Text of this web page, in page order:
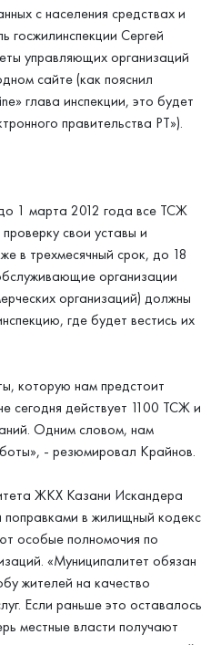
с населения средствах и
госжилинспекции Сергей
управляющих организаций
сайте (как пояснил
глава инспекции, это будет
правительства РТ»).
1 марта 2012 года все ТСЖ
свои уставы и
в трехмесячный срок, до 18
организации
организаций) должны
где будет вестись их
которую нам предстоит
сегодня действует 1100 ТСЖ и
Одним словом, нам
- резюмировал Крайнов.
ЖКХ Казани Искандера
поправками в жилищный кодекс
особые полномочия по
«Муниципалитет обязан
жителей на качество
Если раньше это оставалось
местные власти получают